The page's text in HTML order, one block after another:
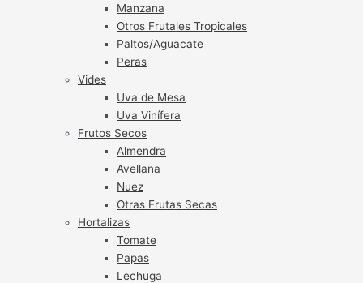
Manzana
Otros Frutales Tropicales
Paltos/Aguacate
Peras
Vides
Uva de Mesa
Uva Vinífera
Frutos Secos
Almendra
Avellana
Nuez
Otras Frutas Secas
Hortalizas
Tomate
Papas
Lechuga